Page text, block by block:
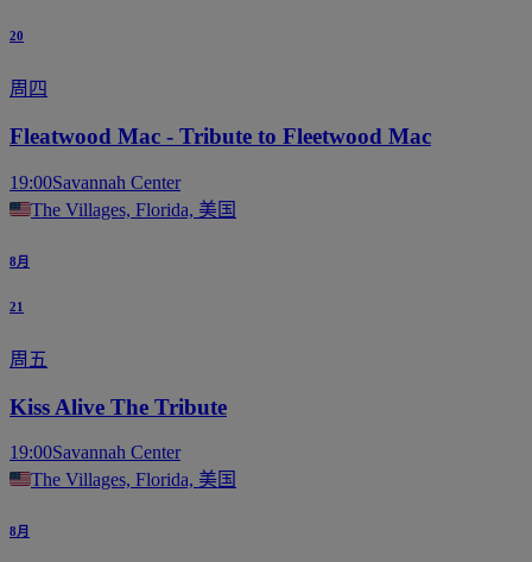
20
周四
Fleatwood Mac - Tribute to Fleetwood Mac
19:00Savannah Center
The Villages, Florida, 美国
8月
21
周五
Kiss Alive The Tribute
19:00Savannah Center
The Villages, Florida, 美国
8月